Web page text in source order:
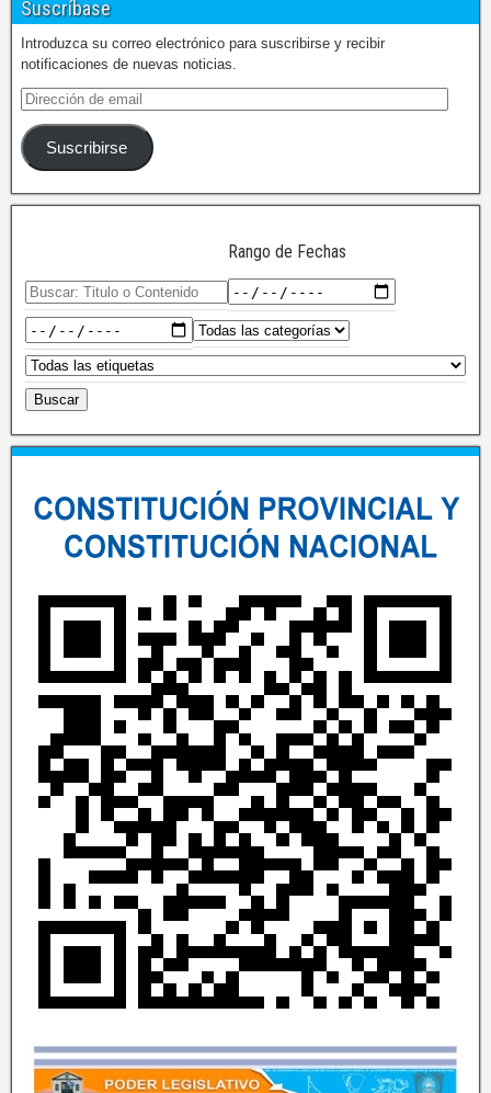
Suscríbase
Introduzca su correo electrónico para suscribirse y recibir
notificaciones de nuevas noticias.
Suscribirse
Rango de Fechas